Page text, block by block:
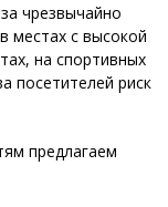
чрезвычайно
местах с высокой
на спортивных
посетителей риск
предлагаем